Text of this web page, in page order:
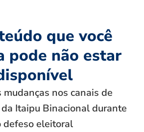
que você
pode não estar
mudanças nos canais de
da Itaipu Binacional durante
defeso eleitoral